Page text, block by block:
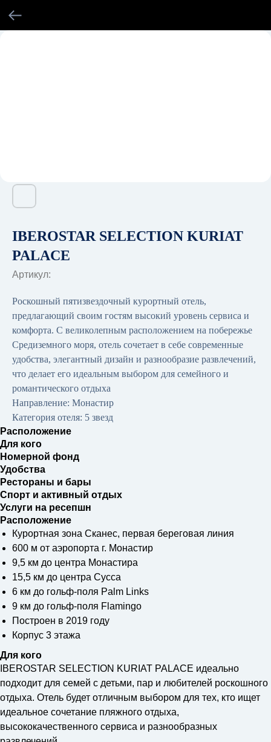
IBEROSTAR SELECTION KURIAT
PALACE
Артикул:
Роскошный пятизвездочный курортный отель,
предлагающий своим гостям высокий уровень сервиса и
комфорта. С великолепным расположением на побережье
Средиземного моря, отель сочетает в себе современные
удобства, элегантный дизайн и разнообразие развлечений,
что делает его идеальным выбором для семейного и
романтического отдыха
Направление: Монастир
Категория отеля: 5 звезд
Расположение
Для кого
Номерной фонд
Удобства
Рестораны и бары
Спорт и активный отдых
Услуги на ресепшн
Расположение
Курортная зона Сканес, первая береговая линия
600 м от аэропорта г. Монастир
9,5 км до центра Монастира
15,5 км до центра Сусса
6 км до гольф-поля Palm Links
9 км до гольф-поля Flamingo
Построен в 2019 году
Корпус 3 этажа
Для кого
IBEROSTAR SELECTION KURIAT PALACE идеально
подходит для семей с детьми, пар и любителей роскошного
отдыха. Отель будет отличным выбором для тех, кто ищет
идеальное сочетание пляжного отдыха,
высококачественного сервиса и разнообразных